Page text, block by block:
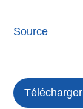
Source